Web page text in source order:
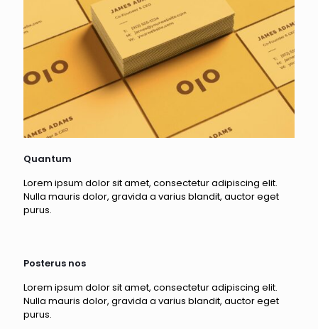
Quantum
Lorem ipsum dolor sit amet, consectetur adipiscing elit.
Nulla mauris dolor, gravida a varius blandit, auctor eget
purus.
Posterus nos
Lorem ipsum dolor sit amet, consectetur adipiscing elit.
Nulla mauris dolor, gravida a varius blandit, auctor eget
purus.